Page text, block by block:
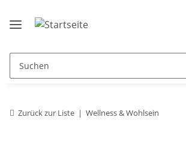
Zurück zur Liste Wellness & Wohlsein